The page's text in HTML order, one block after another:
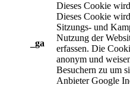
_ga
Dieses Cookie
Dieses Cookie
Sitzungs- und
Nutzung der
erfassen. Die
anonym und
Besuchern zu um
Anbieter Google